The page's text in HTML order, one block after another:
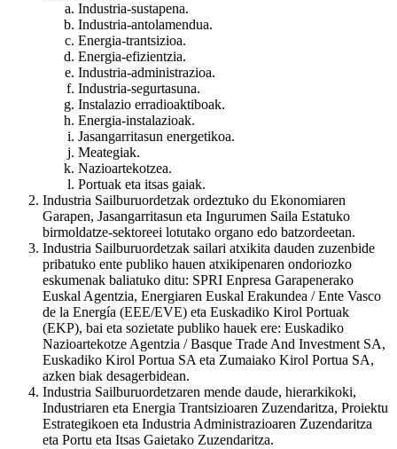
Industria-sustapena.
Industria-antolamendua.
Energia-trantsizioa.
Energia-efizientzia.
Industria-administrazioa.
Industria-segurtasuna.
Instalazio erradioaktiboak.
Energia-instalazioak.
Jasangarritasun energetikoa.
Meategiak.
Nazioartekotzea.
Portuak eta itsas gaiak.
Industria Sailburuordetzak ordeztuko du Ekonomiaren
Garapen, Jasangarritasun eta Ingurumen Saila Estatuko
birmoldatze-sektoreei lotutako organo edo batzordeetan.
Industria Sailburuordetzak sailari atxikita dauden zuzenbide
pribatuko ente publiko hauen atxikipenaren ondoriozko
eskumenak baliatuko ditu: SPRI Enpresa Garapenerako
Euskal Agentzia, Energiaren Euskal Erakundea / Ente Vasco
de la Energía (EEE/EVE) eta Euskadiko Kirol Portuak
(EKP), bai eta sozietate publiko hauek ere: Euskadiko
Nazioartekotze Agentzia / Basque Trade And Investment SA,
Euskadiko Kirol Portua SA eta Zumaiako Kirol Portua SA,
azken biak desagerbidean.
Industria Sailburuordetzaren mende daude, hierarkikoki,
Industriaren eta Energia Trantsizioaren Zuzendaritza, Proiektu
Estrategikoen eta Industria Administrazioaren Zuzendaritza
eta Portu eta Itsas Gaietako Zuzendaritza.